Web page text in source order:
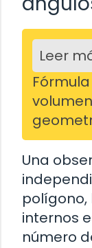
Leer
Una
polígono,
internos
número